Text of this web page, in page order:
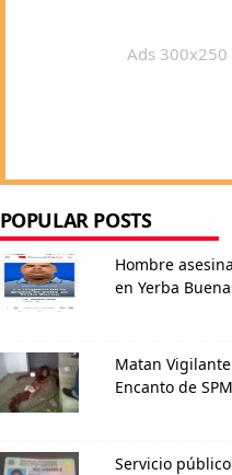
Ads 300x250
POPULAR POSTS
Hombre
en Yerba
Matan
Encanto de SPM
Servicio